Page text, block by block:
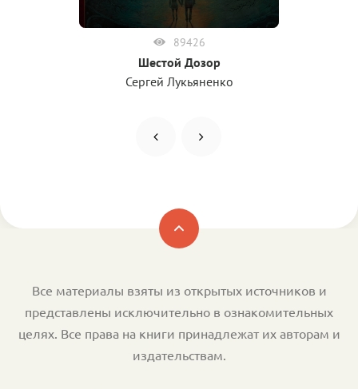
89426
Шестой Дозор
Сергей Лукьяненко
Все материалы взяты из открытых источников и
представлены исключительно в ознакомительных
целях. Все права на книги принадлежат их авторам и
издательствам.